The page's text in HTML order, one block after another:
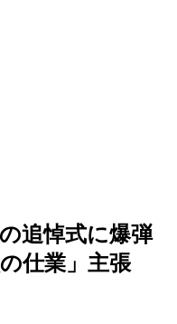
追悼式に爆弾
仕業」主張